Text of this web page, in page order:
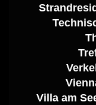
Villa am